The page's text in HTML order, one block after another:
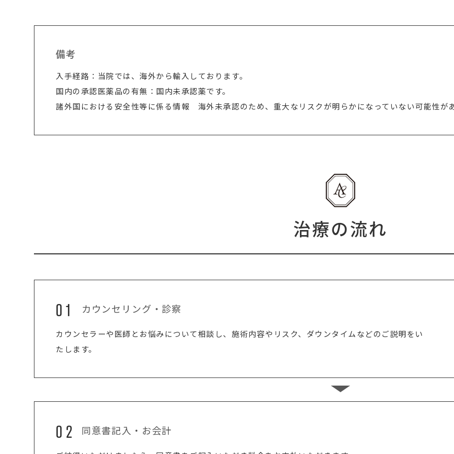
備考
入手経路：当院では、海外から輸入しております。
国内の承認医薬品の有無：国内未承認薬です。
諸外国における安全性等に係る情報 海外未承認のため、重大なリスクが明らかになっていない可能性があ
治療の流れ
01 カウンセリング・診察
カウンセラーや医師とお悩みについて相談し、施術内容やリスク、ダウンタイムなどのご説明をい
たします。
02 同意書記入・お会計